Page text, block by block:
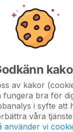
Inga album skapade
av kakor
fungera bra för
i syfte att
våra
använder vi